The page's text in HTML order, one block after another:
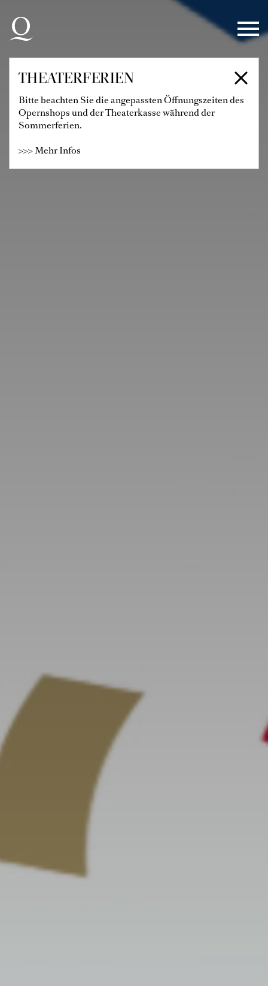
Zur Hauptnavigation springen
Zum Hauptinhalt springen
Zum Footer springen
THEATERFERIEN
Bitte beachten Sie die angepassten Öffnungszeiten des
Opernshops und der Theaterkasse während der
Sommerferien.
>>> Mehr Infos